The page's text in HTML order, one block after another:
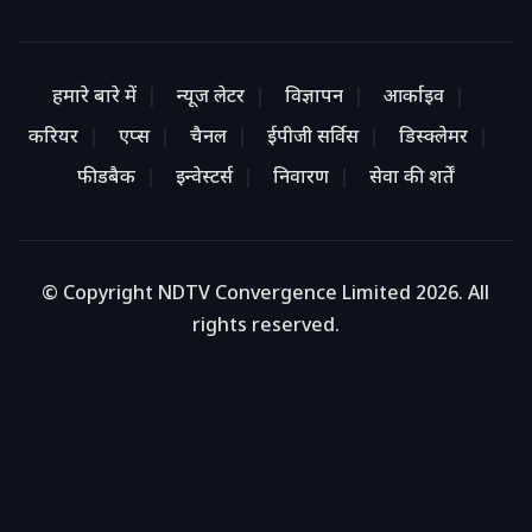
हमारे बारे में न्यूज लेटर विज्ञापन
आर्काइव
करियर
एप्स चैनल ईपीजी सर्विस
डिस्क्लेमर
फीडबैक
इन्वेस्टर्स निवारण सेवा की शर्तें
© Copyright NDTV Convergence Limited 2026. All
rights reserved.